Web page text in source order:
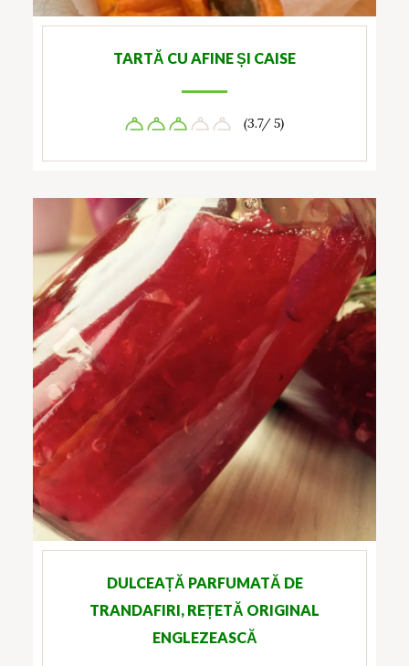
TARTĂ CU AFINE ȘI CAISE
(3.7/ 5)
DULCEAȚĂ PARFUMATĂ DE
TRANDAFIRI, REȚETĂ ORIGINAL
ENGLEZEASCĂ